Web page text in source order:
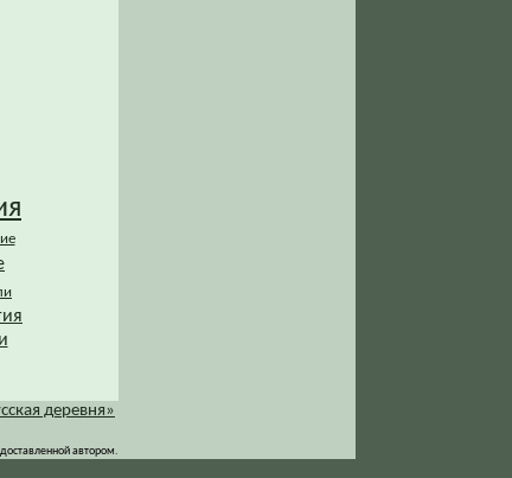
деревня»
автором.